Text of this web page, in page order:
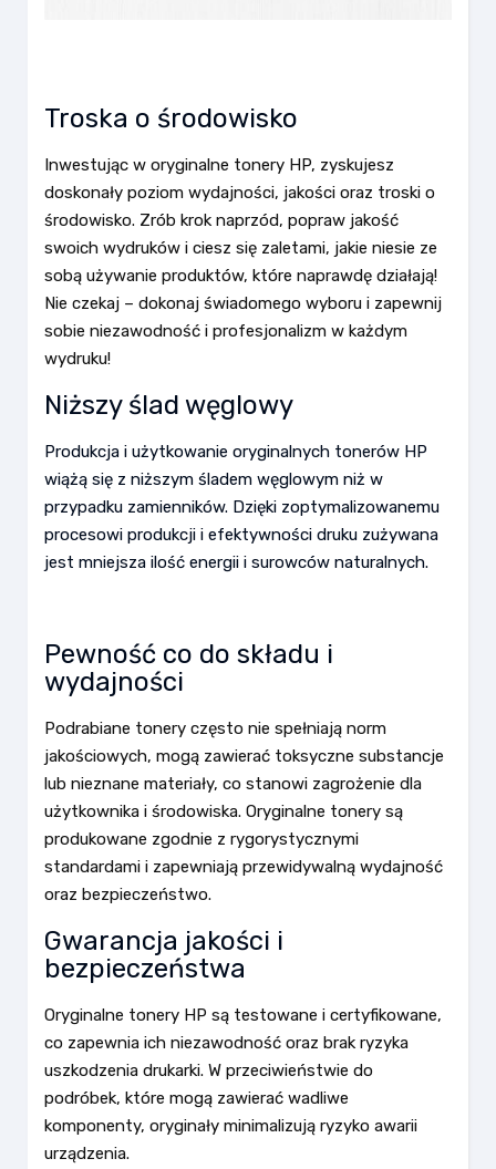
Troska o środowisko
Inwestując w oryginalne tonery HP, zyskujesz
doskonały poziom wydajności, jakości oraz troski o
środowisko. Zrób krok naprzód, popraw jakość
swoich wydruków i ciesz się zaletami, jakie niesie ze
sobą używanie produktów, które naprawdę działają!
Nie czekaj – dokonaj świadomego wyboru i zapewnij
sobie niezawodność i profesjonalizm w każdym
wydruku!
Niższy ślad węglowy
Produkcja i użytkowanie oryginalnych tonerów HP
wiążą się z niższym śladem węglowym niż w
przypadku zamienników. Dzięki zoptymalizowanemu
procesowi produkcji i efektywności druku zużywana
jest mniejsza ilość energii i surowców naturalnych.
Pewność co do składu i
wydajności
Podrabiane tonery często nie spełniają norm
jakościowych, mogą zawierać toksyczne substancje
lub nieznane materiały, co stanowi zagrożenie dla
użytkownika i środowiska. Oryginalne tonery są
produkowane zgodnie z rygorystycznymi
standardami i zapewniają przewidywalną wydajność
oraz bezpieczeństwo.
Gwarancja jakości i
bezpieczeństwa
Oryginalne tonery HP są testowane i certyfikowane,
co zapewnia ich niezawodność oraz brak ryzyka
uszkodzenia drukarki. W przeciwieństwie do
podróbek, które mogą zawierać wadliwe
komponenty, oryginały minimalizują ryzyko awarii
urządzenia.